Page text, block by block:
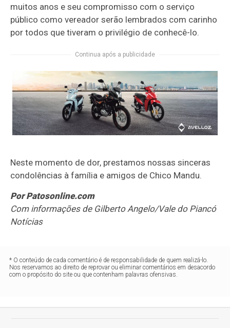
muitos anos e seu compromisso com o serviço
público como vereador serão lembrados com carinho
por todos que tiveram o privilégio de conhecê-lo.
Continua após a publicidade
Neste momento de dor, prestamos nossas sinceras
condolências à família e amigos de Chico Mandu.
Por Patosonline.com
Com informações de Gilberto Angelo/Vale do Piancó
Notícias
* O conteúdo de cada comentário é de responsabilidade de quem realizá-lo.
Nos reservamos ao direito de reprovar ou eliminar comentários em desacordo
com o propósito do site ou que contenham palavras ofensivas.